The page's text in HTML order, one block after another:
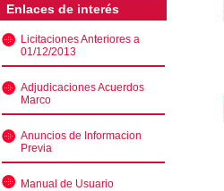
Enlaces de interés
Licitaciones Anteriores a
01/12/2013
Adjudicaciones Acuerdos
Marco
Anuncios de Informacion
Previa
Manual de Usuario